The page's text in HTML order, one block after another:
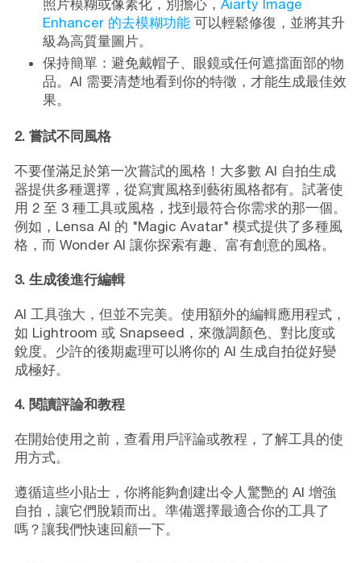
照片模糊或像素化，別擔心， Aiarty Image
Enhancer 的去模糊功能可以輕鬆修復，並將其升
級為高質量圖片。
保持簡單：避免戴帽子、眼鏡或任何遮擋面部的物
品。AI 需要清楚地看到你的特徵，才能生成最佳效
果。
2. 嘗試不同風格
不要僅滿足於第一次嘗試的風格！大多數 AI 自拍生成
器提供多種選擇，從寫實風格到藝術風格都有。試著使
用 2 至 3 種工具或風格，找到最符合你需求的那一個。
例如，Lensa AI 的 "Magic Avatar" 模式提供了多種風
格，而 Wonder AI 讓你探索有趣、富有創意的風格。
3. 生成後進行編輯
AI 工具強大，但並不完美。使用額外的編輯應用程式，
如 Lightroom 或 Snapseed，來微調顏色、對比度或
銳度。少許的後期處理可以將你的 AI 生成自拍從好變
成極好。
4. 閱讀評論和教程
在開始使用之前，查看用戶評論或教程，了解工具的使
用方式。
遵循這些小貼士，你將能夠創建出令人驚艷的 AI 增強
自拍，讓它們脫穎而出。準備選擇最適合你的工具了
嗎？讓我們快速回顧一下。